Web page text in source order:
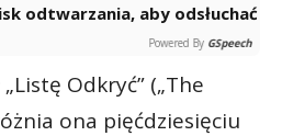
Powered By GSpeech
Odkryć” („The
ona pięćdziesięciu